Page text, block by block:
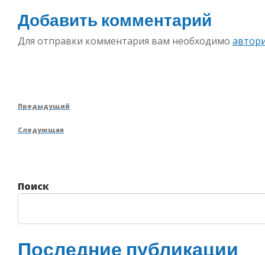
Добавить комментарий
Для отправки комментария вам необходимо
Навигация
по
записям
Предыдущая
Предыдущий
Следующая
Следующая
Поиск
Последние публикации